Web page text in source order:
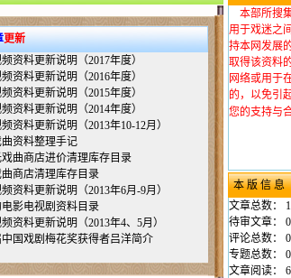
更新
资料更新说明（2017年度）
资料更新说明（2016年度）
资料更新说明（2015年度）
资料更新说明（2014年度）
资料更新说明（2013年10-12月）
曲资料整理手记
曲商店进价清理库存目录
商店清理库存目录
资料更新说明（2013年6月-9月）
影电视剧资料目录
资料更新说明（2013年4、5月）
中国戏剧梅花奖获得者吕洋简介
本部所搜
用于戏迷之
持本网发展
取得该资料
网络或用于
的，以免引
您的支持与
本 版 信 息
文章总数：
待审文章：
评论总数：
专题总数：
文章阅读：